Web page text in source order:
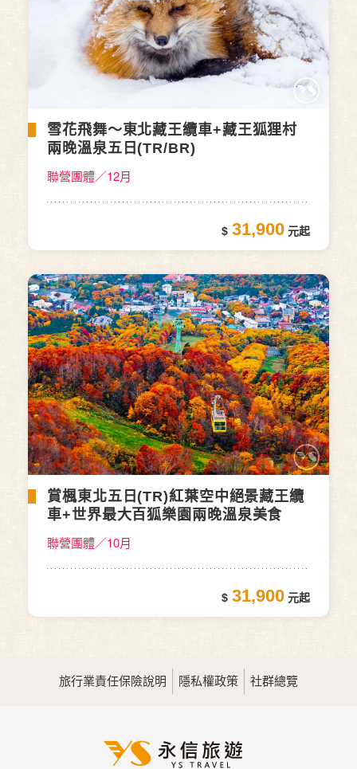
雪花飛舞～東北藏王纜車+藏王狐狸村
兩晚溫泉五日(TR/BR)
聯營團體／12月
31,900
賞楓東北五日(TR)紅葉空中絕景藏王纜
車+世界最大百狐樂園兩晚溫泉美食
聯營團體／10月
31,900
旅行業責任保險說明 隱私權政策 社群總覽